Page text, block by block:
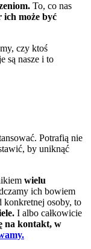
To, co nas
ich może być
czy ktoś
są nasze i to
Potrafią nie
by uniknąć
wielu
ich bowiem
konkretnej osoby, to
I albo całkowicie
na kontakt, w